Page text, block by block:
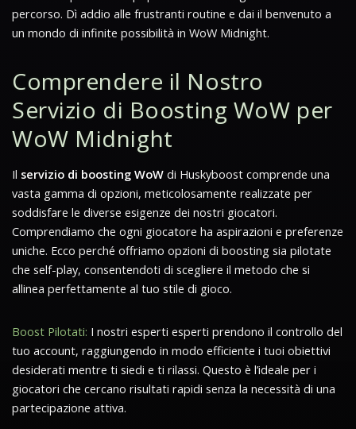
percorso. Dì addio alle frustranti routine e dai il benvenuto a
un mondo di infinite possibilità in WoW Midnight.
Comprendere il Nostro
Servizio di Boosting WoW per
WoW Midnight
Il servizio di boosting WoW di Huskyboost comprende una
vasta gamma di opzioni, meticolosamente realizzate per
soddisfare le diverse esigenze dei nostri giocatori.
Comprendiamo che ogni giocatore ha aspirazioni e preferenze
uniche. Ecco perché offriamo opzioni di boosting sia pilotate
che self-play, consentendoti di scegliere il metodo che si
allinea perfettamente al tuo stile di gioco.
Boost Pilotati: I nostri esperti esperti prendono il controllo del
tuo account, raggiungendo in modo efficiente i tuoi obiettivi
desiderati mentre ti siedi e ti rilassi. Questo è l’ideale per i
giocatori che cercano risultati rapidi senza la necessità di una
partecipazione attiva.